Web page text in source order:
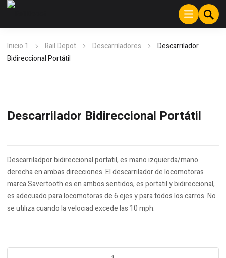
Inicio 1 Rail Depot Descarriladores
Descarrilador
Bidireccional Portátil
Descarrilador Bidireccional Portátil
Descarriladpor bidireccional portatil, es mano izquierda/mano
derecha en ambas direcciones. El descarrilador de locomotoras
marca Savertooth es en ambos sentidos, es portatil y bidireccional,
es adecuado para locomotoras de 6 ejes y para todos los carros. No
se utiliza cuando la velociad excede las 10 mph.